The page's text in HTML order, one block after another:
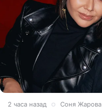
2 часа назад Соня Жарова